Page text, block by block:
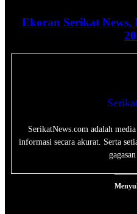
Ekoran Serikat News,
SerikatNews.com adalah
informasi secara akurat. Serta